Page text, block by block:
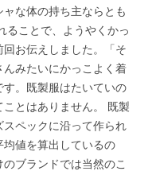
な体の持ち主ならとも
ることで、ようやくかっ
お伝えしました。「そ
みたいにかっこよく着
。既製服はたいていの
とはありません。 既製
ペックに沿って作られ
値を算出しているの
ブランドでは当然のこ